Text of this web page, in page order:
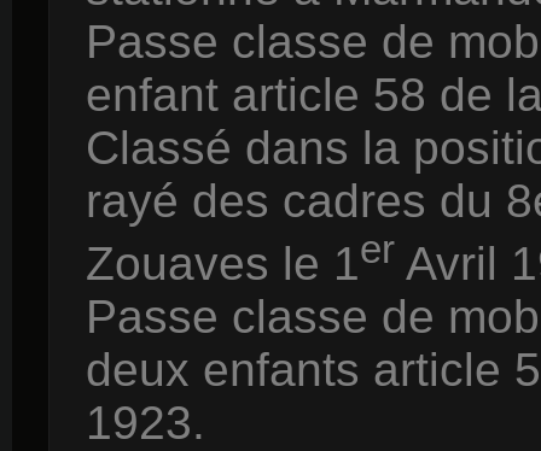
Passe classe de
enfant article 58 de
Classé dans la
rayé des cadres du
Zouaves le 1er Avril
Passe classe de
deux enfants article
1923.